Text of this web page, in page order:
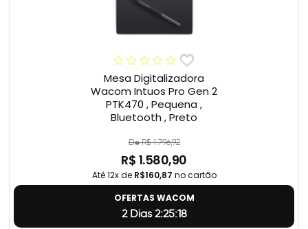
Mesa Digitalizadora
Wacom Intuos Pro Gen 2
PTK470 , Pequena ,
Bluetooth , Preto
De R$ 1.796,92
R$ 1.580,90
Até 12x de R$160,87 no cartão
OFERTAS WACOM
2 Dias 2:25:18